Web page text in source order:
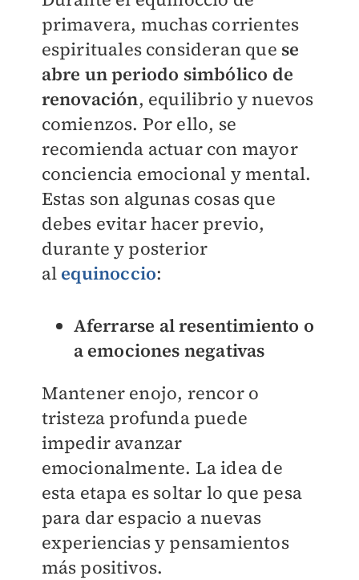
primavera, muchas corrientes
espirituales consideran que se
abre un periodo simbólico de
renovación, equilibrio y nuevos
comienzos. Por ello, se
recomienda actuar con mayor
conciencia emocional y mental.
Estas son algunas cosas que
debes evitar hacer previo,
durante y posterior
al equinoccio:
Aferrarse al resentimiento o
a emociones negativas
Mantener enojo, rencor o
tristeza profunda puede
impedir avanzar
emocionalmente. La idea de
esta etapa es soltar lo que pesa
para dar espacio a nuevas
experiencias y pensamientos
más positivos.